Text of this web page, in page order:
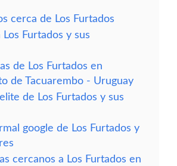
cerca de Los Furtados
Furtados y sus
de Los Furtados en
de Tacuarembo - Uruguay
de Los Furtados y sus
google de Los Furtados y
cercanos a Los Furtados en